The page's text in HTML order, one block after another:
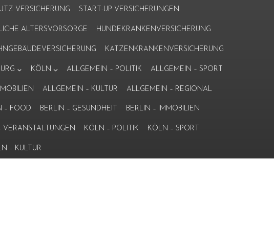
VERSICHERUNG START-UP VERSICHERUNGEN
ALTERSVORSORGE HUNDEKRANKENVERSICHERUNG
KATZENKRANKENVERSICHERUNG
KÖLN ALLGEMEIN – POLITIK ALLGEMEIN – SPORT
ALLGEMEIN – KULTUR ALLGEMEIN – REGIONAL
– FOOD BERLIN – GESUNDHEIT BERLIN – IMMOBILIEN
VERANSTALTUNGEN KÖLN – POLITIK KÖLN – SPORT
– KULTUR